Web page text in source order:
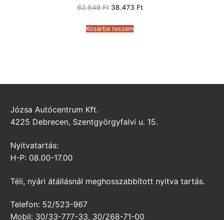
62.649Ft Original
62.649 Ft.
38.473 FtCurrent
Kosárba teszem
Józsa Autócentrum Kft.
4225 Debrecen, Szentgyörgyfalvi u. 15.
Nyitvatartás:
H-P: 08.00-17.00
Téli, nyári átállásnál meghosszabbított nyitva tartás.
Telefon: 52/523-967
Mobil: 30/33-777-33, 30/268-71-00